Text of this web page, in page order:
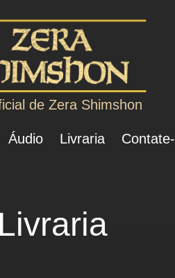
de Zera Shimshon
Áudio Livraria
Livraria